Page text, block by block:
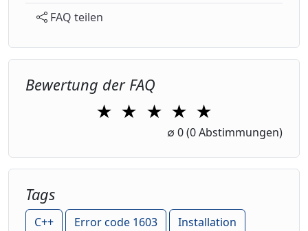
FAQ teilen
Bewertung der FAQ
★ ★
2 Stars
★
3 Stars
★
4 Stars
★
5 Stars
∅ 0(0 Abstimmungen)
Tags
C++ Error code 1603
Installation